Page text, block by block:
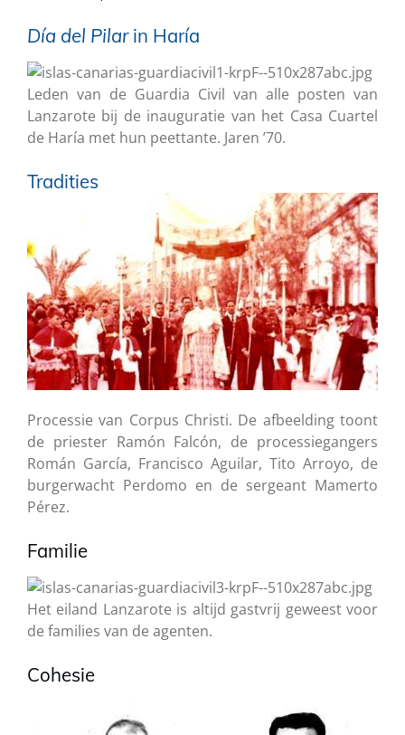
Día del Pilarin Haría
Leden van de Guardia Civil van alle posten van
Lanzarote bij de inauguratie van het Casa Cuartel
de Haría met hun peettante. Jaren ’70.
Tradities
Processie van Corpus Christi. De afbeelding toont
de priester Ramón Falcón, de processiegangers
Román García, Francisco Aguilar, Tito Arroyo, de
burgerwacht Perdomo en de sergeant Mamerto
Pérez.
Familie
Het eiland Lanzarote is altijd gastvrij geweest voor
de families van de agenten.
Cohesie